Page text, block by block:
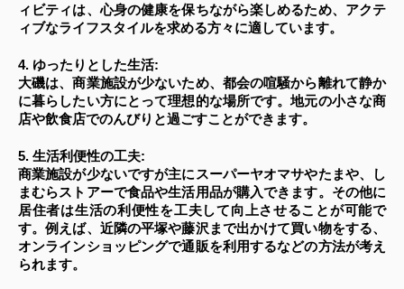
ィビティは、心身の健康を保ちながら楽しめるため、アクテ
ィブなライフスタイルを求める方々に適しています。
4. ゆったりとした生活:
大磯は、商業施設が少ないため、都会の喧騒から離れて静か
に暮らしたい方にとって理想的な場所です。地元の小さな商
店や飲食店でのんびりと過ごすことができます。
5. 生活利便性の工夫:
商業施設が少ないですが主にスーパーヤオマサやたまや、し
まむらストアーで食品や生活用品が購入できます。その他に
居住者は生活の利便性を工夫して向上させることが可能で
す。例えば、近隣の平塚や藤沢まで出かけて買い物をする、
オンラインショッピングで通販を利用するなどの方法が考え
られます。